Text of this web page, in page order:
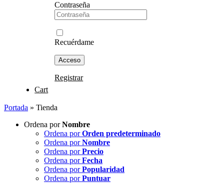
Contraseña
Recuérdame
Registrar
Cart
Portada » Tienda
Ordena porNombre
Ordena porOrden predeterminado
Ordena porNombre
Ordena porPrecio
Ordena porFecha
Ordena porPopularidad
Ordena porPuntuar